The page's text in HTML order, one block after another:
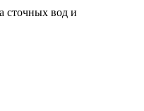
сточных вод и